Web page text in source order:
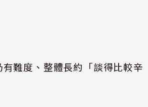
難度、整體長約「談得比較辛